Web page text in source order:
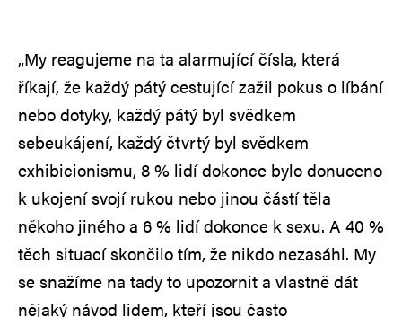
„My reagujeme na ta alarmující čísla, která
říkají, že každý pátý cestující zažil pokus o líbání
nebo dotyky, každý pátý byl svědkem
sebeukájení, každý čtvrtý byl svědkem
exhibicionismu, 8 % lidí dokonce bylo donuceno
k ukojení svojí rukou nebo jinou částí těla
někoho jiného a 6 % lidí dokonce k sexu. A 40 %
těch situací skončilo tím, že nikdo nezasáhl. My
se snažíme na tady to upozornit a vlastně dát
nějaký návod lidem, kteří jsou často